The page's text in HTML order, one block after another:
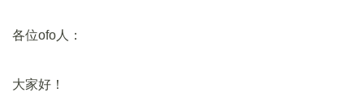
各位ofo人：
大家好！